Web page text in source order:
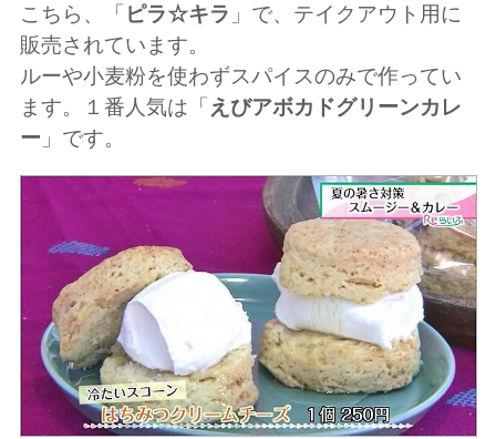
こちら、「 ピラ☆キラ 」で、テイクアウト用に
販売されています。
ルーや小麦粉を使わずスパイスのみで作ってい
ます。１番人気は「 えびアボカドグリーンカレ
ー 」です。